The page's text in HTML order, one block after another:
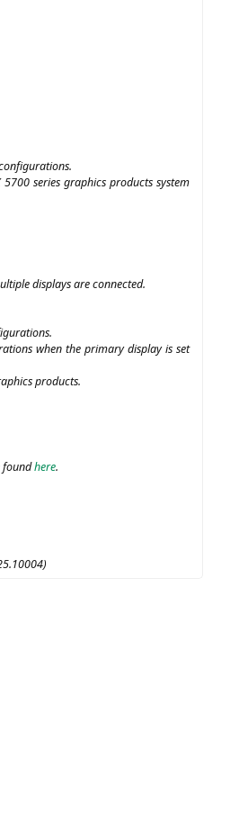
5700 series gra­phics pro­ducts sys­tem
dis­plays are connected.
when the pri­ma­ry dis­play is set
products.
foundhere.